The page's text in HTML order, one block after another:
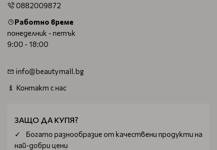
0882009872
Работно време
понеделник - петък
9:00 - 18:00
info@beautymall.bg
Контакт с нас
ЗАЩО ДА КУПЯ?
Богатo разнообразие от качествени продукти на
най-добри цени